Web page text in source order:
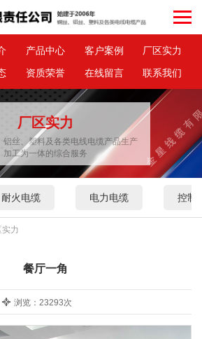
产品中心 客户案例
厂区实力
资质荣誉 在线留言 联系我们
厂区实力
铝丝、塑料及各类电线电缆产品生产
加工为一体的综合服务
耐火电缆 电力电缆 控制
实力
餐厅一角
浏览：23293次